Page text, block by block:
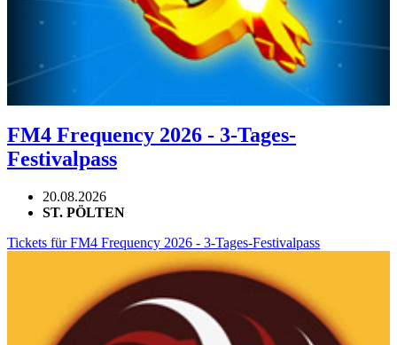
FM4 Frequency 2026 - 3-Tages-
Festivalpass
20.08.2026
ST. PÖLTEN
Tickets für FM4 Frequency 2026 - 3-Tages-Festivalpass